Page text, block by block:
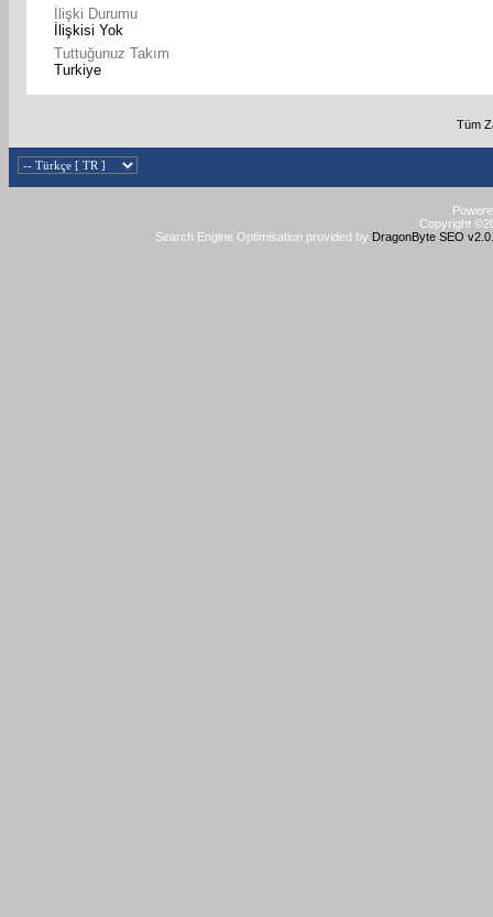
İlişki Durumu
İlişkisi Yok
Tuttuğunuz Takım
Turkiye
Tüm
Copyright
Search Engine Optimisation provided by DragonByte SEO